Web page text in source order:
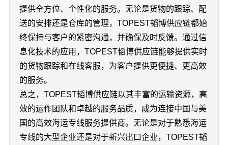
提供全方位、个性化的服务。无论是货物的跟踪、配
送的安排还是仓库的管理，TOPEST韬博供应链都始
终保持与客户的紧密沟通，并确保及时反馈。通过信
息化技术的应用，TOPEST韬博供应链能够提供实时
的货物跟踪和在线客服，为客户提供更便捷、更高效
的服务。
总之，TOPEST韬博供应链以其丰富的运输资源，高
效的运作团队和卓越的服务品质，成为连接中国与美
国的高效海运专线服务提供商。无论是对于熟悉海运
专线的大型企业还是对于新兴出口企业，TOPEST韬